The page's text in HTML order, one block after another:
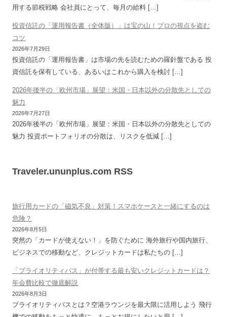
用する節税戦略 会社員にとって、毎月の給料 […]
投資信託の「運用報告書（全体版）」は宝の山！プロの視点を盗む
コツ
2026年7月29日
投資信託の「運用報告書」は市場の先を読むための羅針盤である 投
資信託を保有している、あるいはこれから購入を検討 […]
2026年後半の「欧州市場」展望：米国・日本以外の分散先としての
魅力
2026年7月27日
2026年後半の「欧州市場」展望：米国・日本以外の分散先としての
魅力 投資ポートフォリオの分散は、リスクを低減 […]
Traveler.ununplus.com RSS
旅行用カードの「磁気不良」対策！スマホケースと一緒にするのは
危険？
2026年8月5日
突然の「カードが使えない！」を防ぐために 海外旅行や国内旅行、
ビジネスでの移動など、クレジットカードは私たちの […]
「プライオリティパス」が付帯する最も安いクレジットカードは？
年会費比較で徹底解説
2026年8月3日
プライオリティパスとは？空港ラウンジを最大限に活用しよう 飛行